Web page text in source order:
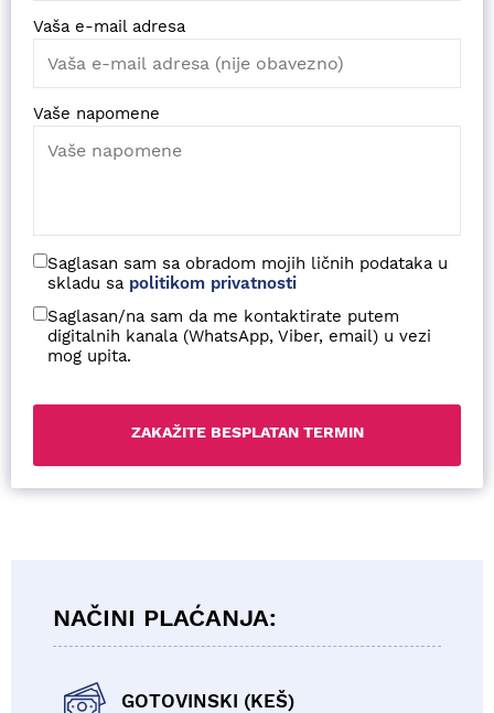
Vaša e-mail adresa
Vaše napomene
Saglasan sam sa obradom mojih ličnih podataka u
skladu sa politikom privatnosti
Saglasan/na sam da me kontaktirate putem
digitalnih kanala (WhatsApp, Viber, email) u vezi
mog upita.
NAČINI PLAĆANJA:
GOTOVINSKI (KEŠ)